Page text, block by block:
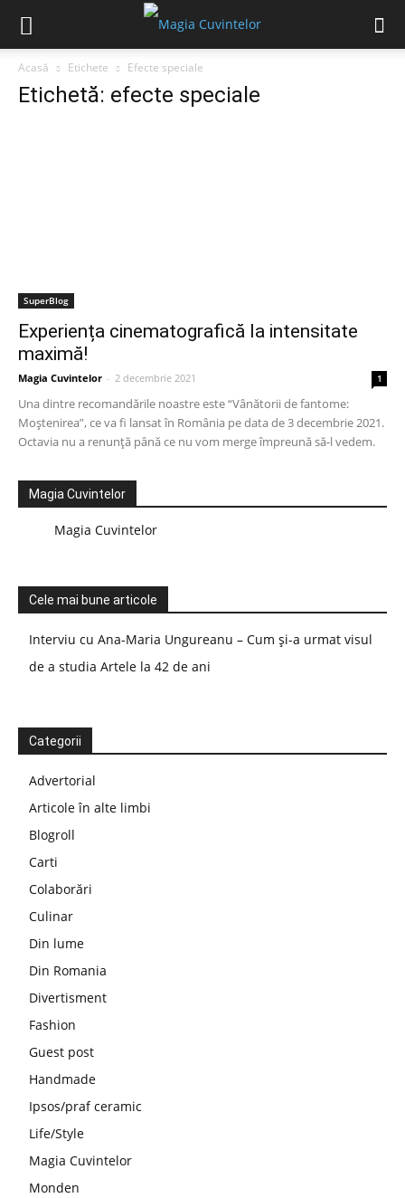
Acasă Etichete Efecte speciale
Etichetă: efecte speciale
SuperBlog
Experiența cinematografică la intensitate
maximă!
Magia Cuvintelor - 2 decembrie 2021 1
Una dintre recomandările noastre este “Vânătorii de fantome:
Moștenirea”, ce va fi lansat în România pe data de 3 decembrie 2021.
Octavia nu a renunță până ce nu vom merge împreună să-l vedem.
Magia Cuvintelor
Magia Cuvintelor
Cele mai bune articole
Interviu cu Ana-Maria Ungureanu – Cum și-a urmat visul
de a studia Artele la 42 de ani
Categorii
Advertorial
Articole în alte limbi
Blogroll
Carti
Colaborări
Culinar
Din lume
Din Romania
Divertisment
Fashion
Guest post
Handmade
Ipsos/praf ceramic
Life/Style
Magia Cuvintelor
Monden